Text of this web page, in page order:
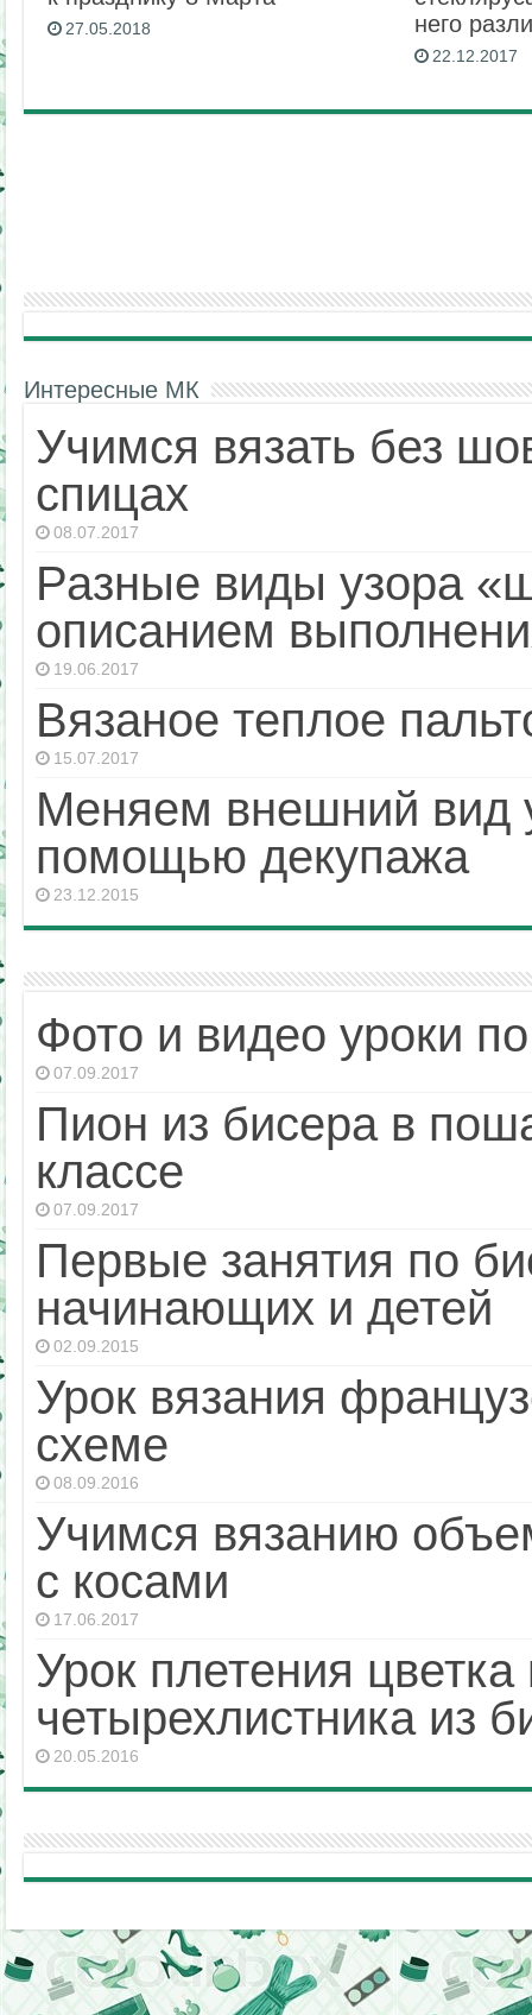
27.05.2018
него
22.12.2017
Интересные МК
Учимся вязать без
спицах
08.07.2017
Разные виды узора
описанием
19.06.2017
Вязаное теплое
15.07.2017
Меняем внешний вид
помощью декупажа
23.12.2015
Фото и видео уроки
07.09.2017
Пион из бисера в
классе
07.09.2017
Первые занятия по
начинающих и детей
02.09.2015
Урок вязания
схеме
08.09.2016
Учимся вязанию
с косами
17.06.2017
Урок плетения цветка
четырехлистника из
20.05.2016